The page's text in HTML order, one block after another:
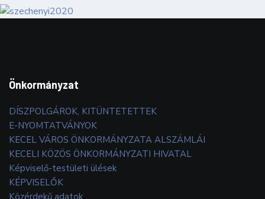
Önkormányzat
DÍSZPOLGÁROK, KITÜNTETETTEK
E-NYOMTATVÁNYOK
KECEL VÁROS ÖNKORMÁNYZATA ALSZÁMLÁI
KECELI KÖZÖS ÖNKORMÁNYZATI HIVATAL
Képviselő-testületi ülések
KÉPVISELŐK
Közérdekű adatok